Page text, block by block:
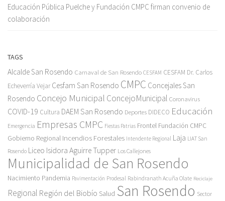
Educación Pública Puelche y Fundación CMPC firman convenio de
colaboración
TAGS
Alcalde San Rosendo Carnaval de San Rosendo CESFAM CESFAM Dr. Carlos
Echeverría Vejar Cesfam San Rosendo CMPC Concejales San
Rosendo Concejo Municipal ConcejoMunicipal Coronavirus
COVID-19 Cultura DAEM San Rosendo Deportes DIDECO Educación
Emergencia Empresas CMPC Fiestas Patrias Frontel Fundación CMPC
Gobierno Regional Incendios Forestales Intendente Regional Laja LIAT San
Rosendo Liceo Isidora Aguirre Tupper Los Callejones
Municipalidad de San Rosendo
Nacimiento Pandemia Pavimentación Prodesal Rabindranath Acuña Olate Reciclaje
Regional Región del Biobío Salud San Rosendo Sector